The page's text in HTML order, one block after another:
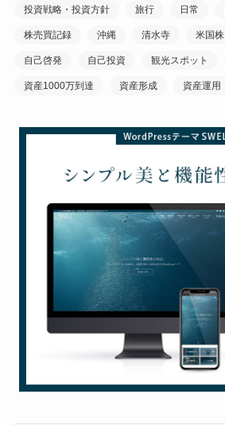
投資戦略・投資方針 旅行 日常
株売買記録 沖縄 清水寺 米国株
自己啓発 自己投資 観光スポット
資産1000万到達 資産形成 資産運用